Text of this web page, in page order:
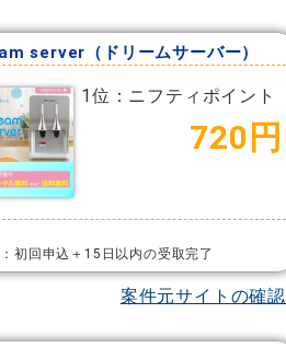
server（ドリームサーバー）
1位：ニフティポイント
720円
初回申込＋15日以内の受取完了
案件元サイトの確認